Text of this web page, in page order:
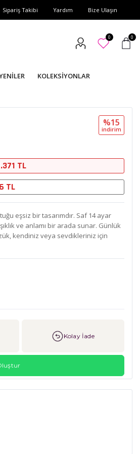
Sipariş Takibi Yardım Bize Ulaşın
0 0
KOLEKSİYONLAR
%15
i̇ndi̇ri̇m
TL
TL
eşsiz bir tasarımdır. Saf 14 ayar
ve anlamı bir arada sunar. Günlük
kendiniz veya sevdikleriniz için
Kolay İade